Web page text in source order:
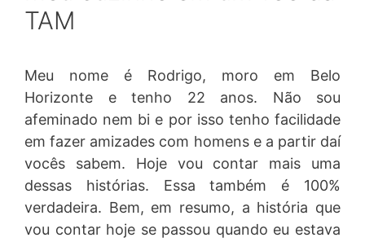
TAM
Meu nome é Rodrigo, moro em Belo
Horizonte e tenho 22 anos. Não sou
afeminado nem bi e por isso tenho facilidade
em fazer amizades com homens e a partir daí
vocês sabem. Hoje vou contar mais uma
dessas histórias. Essa também é 100%
verdadeira. Bem, em resumo, a história que
vou contar hoje se passou quando eu estava